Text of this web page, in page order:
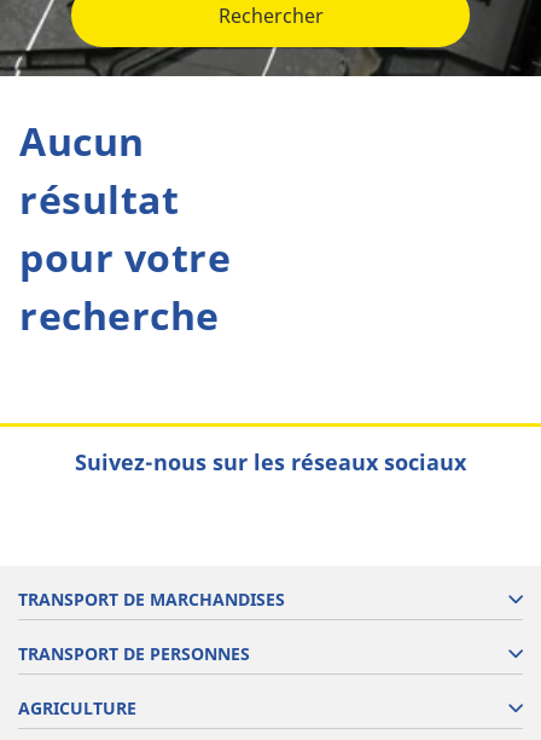
Rechercher
Aucun
résultat
pour votre
recherche
Suivez-nous sur les réseaux sociaux
TRANSPORT DE MARCHANDISES
TRANSPORT DE PERSONNES
AGRICULTURE